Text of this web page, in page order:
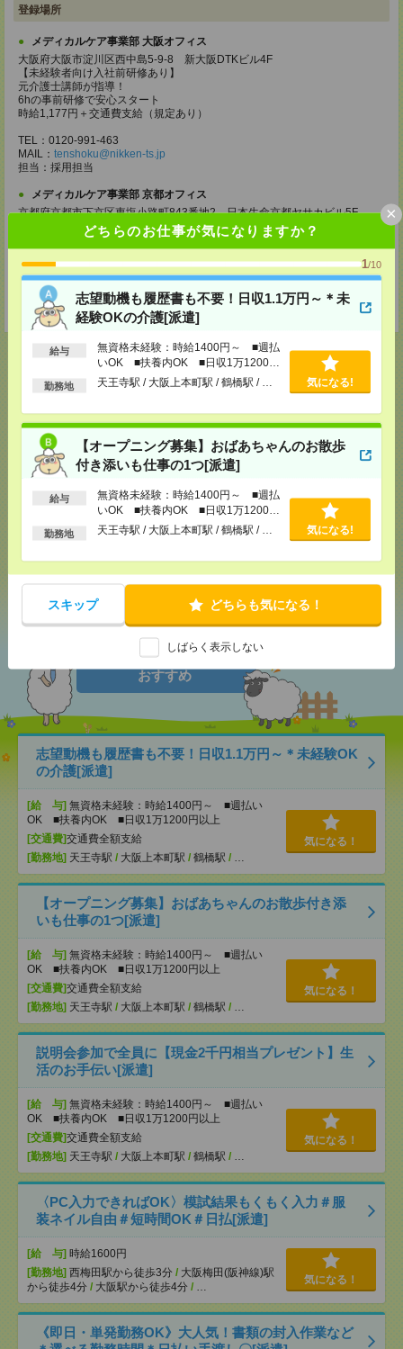
どちらのお仕事が気になりますか？
1/10
志望動機も履歴書も不要！日収1.1万円～＊未
経験OKの介護[派遣]
給与
無資格未経験：時給1400円～ ■週払
いOK ■扶養内OK ■日収1万1200円
以上
勤務地 天王寺駅 / 大阪上本町駅 / 鶴橋駅 / … 気になる!
【オープニング募集】おばあちゃんのお散歩
付き添いも仕事の1つ[派遣]
給与
無資格未経験：時給1400円～ ■週払
いOK ■扶養内OK ■日収1万1200円
以上
勤務地 天王寺駅 / 大阪上本町駅 / 鶴橋駅 / … 気になる!
スキップ どちらも気になる！
しばらく表示しない
×
登録場所
メディカルケア事業部 大阪オフィス
大阪府大阪市淀川区西中島5-9-8 新大阪DTKビル4F
【未経験者向け入社前研修あり】
元介護士講師が指導！
6hの事前研修で安心スタート
時給1,177円＋交通費支給（規定あり）
TEL：0120-991-463
MAIL： tenshoku@nikken-ts.jp
担当：採用担当
メディカルケア事業部 京都オフィス
京都府京都市下京区東塩小路町843番地2 日本生命京都ヤサカビル5F
TEL：0120-975-927
tenshoku@nikken-ts.jp
担当：採用担当
登録交通費
★今ならご来社登録でQUOカード2000円分をプレゼント中★
気になる！
メールで送る で送る
あなたの閲覧履歴からの
おすすめ
志望動機も履歴書も不要！日収1.1万円～＊未経験OK
の介護[派遣]
[給 与] 無資格未経験：時給1400円～ ■週払い
OK ■扶養内OK ■日収1万1200円以上
[交通費]交通費全額支給
[勤務地] 天王寺駅 / 大阪上本町駅 / 鶴橋駅 / …
気になる！
【オープニング募集】おばあちゃんのお散歩付き添
いも仕事の1つ[派遣]
[給 与] 無資格未経験：時給1400円～ ■週払い
OK ■扶養内OK ■日収1万1200円以上
[交通費]交通費全額支給
[勤務地] 天王寺駅 / 大阪上本町駅 / 鶴橋駅 / …
気になる！
説明会参加で全員に【現金2千円相当プレゼント】生
活のお手伝い[派遣]
[給 与] 無資格未経験：時給1400円～ ■週払い
OK ■扶養内OK ■日収1万1200円以上
[交通費]交通費全額支給
[勤務地] 天王寺駅 / 大阪上本町駅 / 鶴橋駅 / …
気になる！
〈PC入力できればOK〉模試結果もくもく入力＃服
装ネイル自由＃短時間OK＃日払[派遣]
[給 与] 時給1600円
[勤務地] 西梅田駅から徒歩3分 / 大阪梅田(阪神線)駅
から徒歩4分 / 大阪駅から徒歩4分 / …
気になる！
《即日・単発勤務OK》大人気！書類の封入作業など